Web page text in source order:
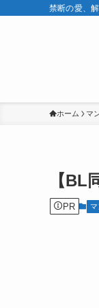
禁断の愛、
ホーム マ
【BL
PR